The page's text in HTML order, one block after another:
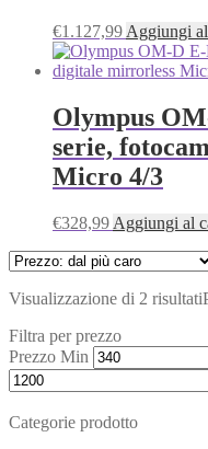
€1.127,99 Aggiungi
Olympus
serie,
Micro 4/3
€328,99 Aggiungi al
Visualizzazione di 2 risultati
Filtra per prezzo
Prezzo Min
Categorie prodotto